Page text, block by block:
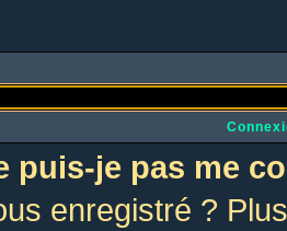
puis-je pas me
enregistré ?